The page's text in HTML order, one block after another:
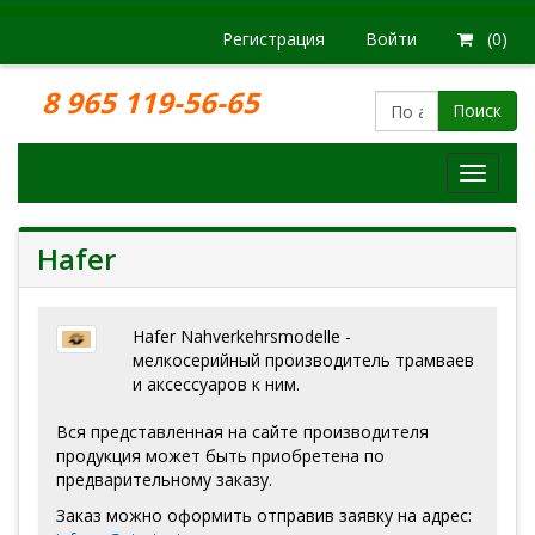
Регистрация Войти (0)
8 965 119-56-65 Поиск
Модели
дорог
Hafer
Hafer Nahverkehrsmodelle -
мелкосерийный производитель трамваев
и аксессуаров к ним.
Вся представленная на сайте производителя
продукция может быть приобретена по
предварительному заказу.
Заказ можно оформить отправив заявку на адрес: